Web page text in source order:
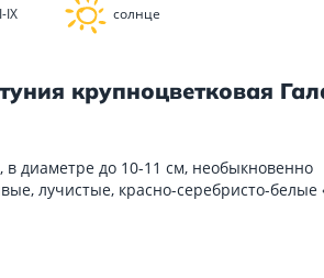
IX солнце
крупноцветковая
в диаметре до 10-11 см, необыкновенно
лучистые, красно-серебристо-белые